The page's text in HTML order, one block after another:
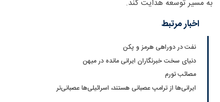
به مسیر توسعه هدایت کند.
اخبار مرتبط
نفت در دوراهی هرمز و پکن
دنیای سخت خبرنگاران ایرانی مانده در میهن
مصائب تورم‌
ایرانی‌ها از ترامپ عصبانی هستند، اسرائیلی‌ها عصبانی‌تر